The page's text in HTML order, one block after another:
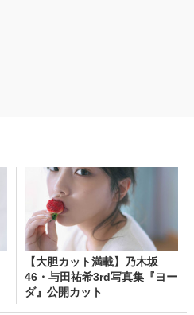
【大胆カット満載】乃木坂
46・与田祐希3rd写真集『ヨー
ダ』公開カット